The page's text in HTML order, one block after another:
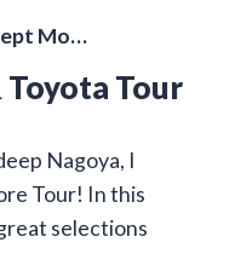
Mo…
Toyota Tour
Nagoya, I
Tour! In this
selections